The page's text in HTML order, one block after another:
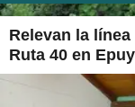
Relevan la
Ruta 40 en